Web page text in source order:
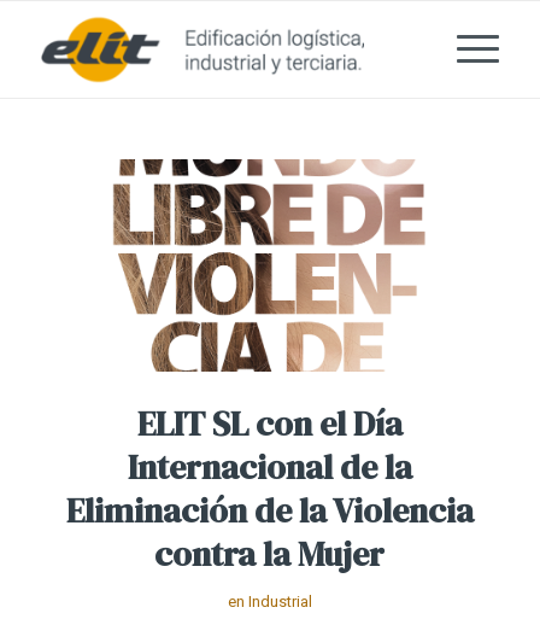
ELIT SL con el Día
Internacional de la
Eliminación de la Violencia
contra la Mujer
en Industrial